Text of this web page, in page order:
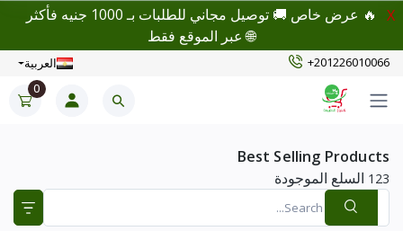
🔥 عرض خاص 🚚 توصيل مجاني للطلبات بـ 1000 جنيه فأكثر
🌐 عبر الموقع فقط
X
+201226010066 العربية
0
Best Selling Products
123 السلع الموجودة